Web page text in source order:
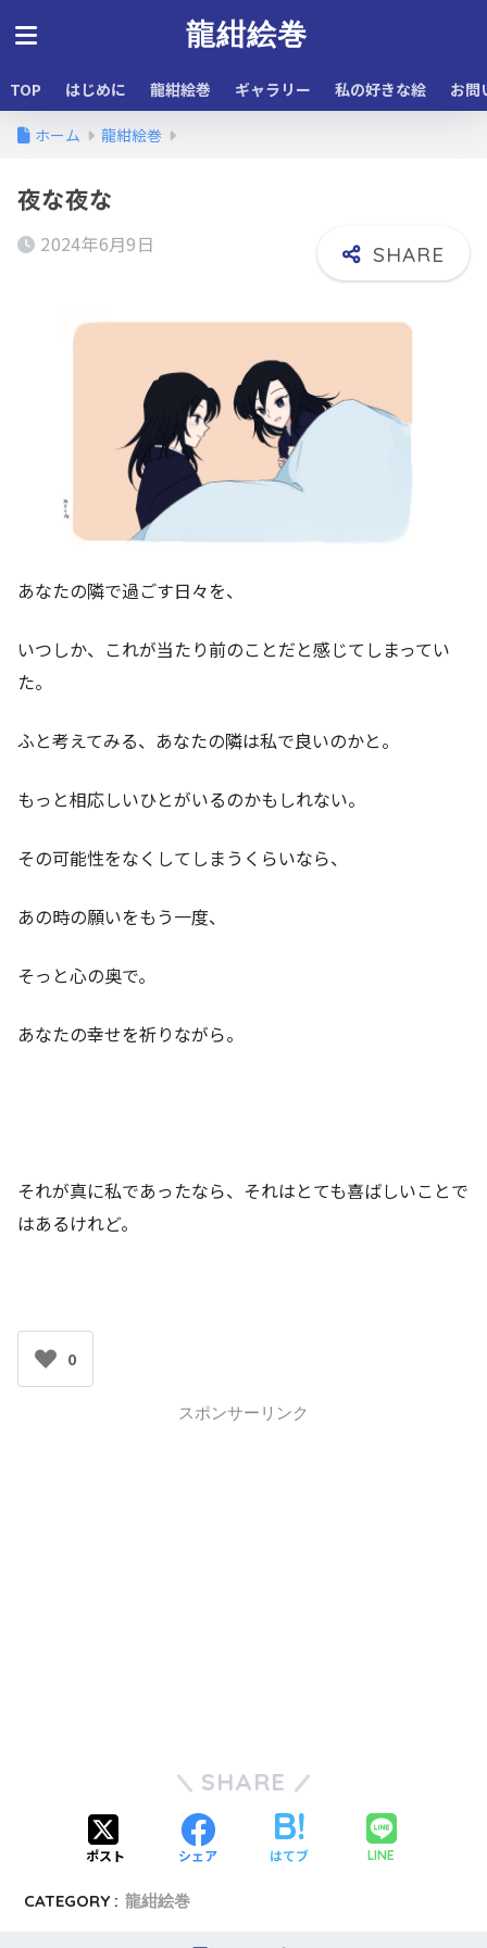
龍紺絵巻
TOP はじめに 龍紺絵巻 ギャラリー 私の好きな絵 お問
ホーム 龍紺絵巻
夜な夜な
2024年6月9日
あなたの隣で過ごす日々を、
いつしか、これが当たり前のことだと感じてしまってい
た。
ふと考えてみる、あなたの隣は私で良いのかと。
もっと相応しいひとがいるのかもしれない。
その可能性をなくしてしまうくらいなら、
あの時の願いをもう一度、
そっと心の奥で。
あなたの幸せを祈りながら。
それが真に私であったなら、それはとても喜ばしいことで
はあるけれど。
0
スポンサーリンク
SHARE
ポスト シェア はてブ LINE
CATEGORY : 龍紺絵巻